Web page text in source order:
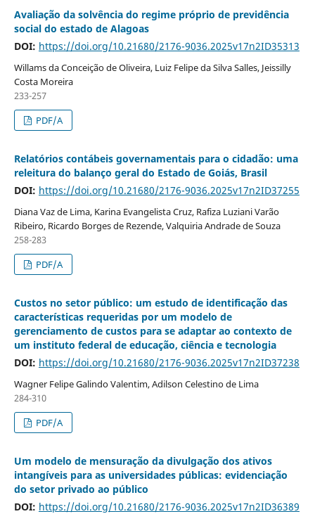
Avaliação da solvência do regime próprio de previdência
social do estado de Alagoas
DOI: https://doi.org/10.21680/2176-9036.2025v17n2ID35313
Willams da Conceição de Oliveira, Luiz Felipe da Silva Salles, Jeissilly
Costa Moreira
233-257
PDF/A
Relatórios contábeis governamentais para o cidadão: uma
releitura do balanço geral do Estado de Goiás, Brasil
DOI: https://doi.org/10.21680/2176-9036.2025v17n2ID37255
Diana Vaz de Lima, Karina Evangelista Cruz, Rafiza Luziani Varão
Ribeiro, Ricardo Borges de Rezende, Valquiria Andrade de Souza
258-283
PDF/A
Custos no setor público: um estudo de identificação das
características requeridas por um modelo de
gerenciamento de custos para se adaptar ao contexto de
um instituto federal de educação, ciência e tecnologia
DOI: https://doi.org/10.21680/2176-9036.2025v17n2ID37238
Wagner Felipe Galindo Valentim, Adilson Celestino de Lima
284-310
PDF/A
Um modelo de mensuração da divulgação dos ativos
intangíveis para as universidades públicas: evidenciação
do setor privado ao público
DOI: https://doi.org/10.21680/2176-9036.2025v17n2ID36389